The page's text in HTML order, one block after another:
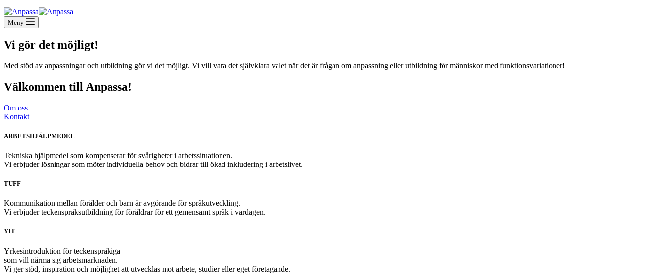
Meny
Vi gör det möjligt!
Med stöd av anpassningar och utbildning gör vi det möjligt. Vi vill vara det självklara valet när det är frågan om anpassning eller utbildning för människor med funktionsvariationer!
Välkommen till Anpassa!
Om oss
Kontakt
ARBETSHJÄLPMEDEL
Tekniska hjälpmedel som kompenserar för svårigheter i arbetssituationen.
Vi erbjuder lösningar som möter individuella behov och bidrar till ökad inkludering i arbetslivet.
TUFF
Kommunikation mellan förälder och barn är avgörande för språkutveckling.
Vi erbjuder teckenspråksutbildning för föräldrar för ett gemensamt språk i vardagen.
YIT
Yrkesintroduktion för teckenspråkiga
som vill närma sig arbetsmarknaden.
Vi ger stöd, inspiration och möjlighet att utvecklas mot arbete, studier eller eget företagande.